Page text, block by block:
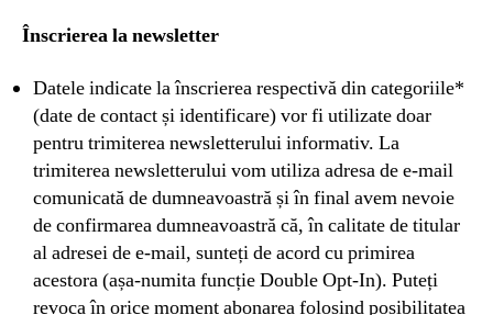
Înscrierea la newsletter
Datele indicate la înscrierea respectivă din categoriile*
(date de contact și identificare) vor fi utilizate doar
pentru trimiterea newsletterului informativ. La
trimiterea newsletterului vom utiliza adresa de e-mail
comunicată de dumneavoastră și în final avem nevoie
de confirmarea dumneavoastră că, în calitate de titular
al adresei de e-mail, sunteți de acord cu primirea
acestora (așa-numita funcție Double Opt-In). Puteți
revoca în orice moment abonarea folosind posibilitatea